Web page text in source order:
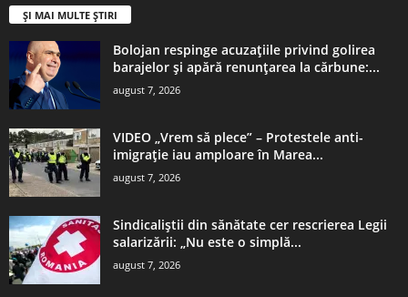
ȘI MAI MULTE ȘTIRI
Bolojan respinge acuzațiile privind golirea
barajelor și apără renunțarea la cărbune:...
august 7, 2026
VIDEO „Vrem să plece” – Protestele anti-
imigrație iau amploare în Marea...
august 7, 2026
Sindicaliștii din sănătate cer rescrierea Legii
salarizării: „Nu este o simplă...
august 7, 2026